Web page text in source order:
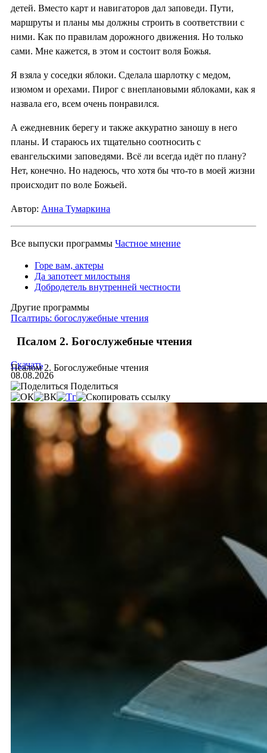
детей. Вместо карт и навигаторов дал заповеди. Пути,
маршруты и планы мы должны строить в соответствии с
ними. Как по правилам дорожного движения. Но только
сами. Мне кажется, в этом и состоит воля Божья.
Я взяла у соседки яблоки. Сделала шарлотку с медом,
изюмом и орехами. Пирог с внеплановыми яблоками, как я
назвала его, всем очень понравился.
А ежедневник берегу и также аккуратно заношу в него
планы. И стараюсь их тщательно соотносить с
евангельскими заповедями. Всё ли всегда идёт по плану?
Нет, конечно. Но надеюсь, что хотя бы что-то в моей жизни
происходит по воле Божьей.
Автор: Анна Тумаркина
Все выпуски программы Частное мнение
Горе вам, актеры
Да запотеет милостыня
Добродетель внутренней честности
Другие программы
Псалтирь: богослужебные чтения
Псалом 2. Богослужебные чтения
Псалом 2. Богослужебные чтения
Скачать
08.08.2026
Поделиться